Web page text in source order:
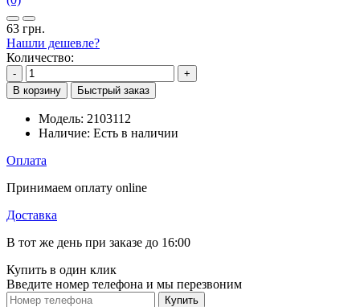
63 грн.
Нашли дешевле?
Количество:
-
+
В корзину
Быстрый заказ
Модель: 2103112
Наличие: Есть в наличии
Оплата
Принимаем оплату online
Доставка
В тот же день при заказе до 16:00
Купить в один клик
Введите номер телефона и мы перезвоним
Купить